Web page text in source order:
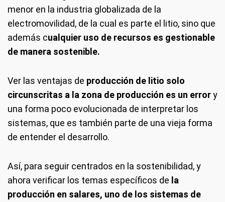
menor en la industria globalizada de la
electromovilidad, de la cual es parte el litio, sino que
además cualquier uso de recursos es gestionable
de manera sostenible.
Ver las ventajas de producción de litio solo
circunscritas a la zona de producción es un errory
una forma poco evolucionada de interpretar los
sistemas, que es también parte de una vieja forma
de entender el desarrollo.
Así, para seguir centrados en la sostenibilidad, y
ahora verificar los temas específicos de la
producción en salares, uno de los sistemas de